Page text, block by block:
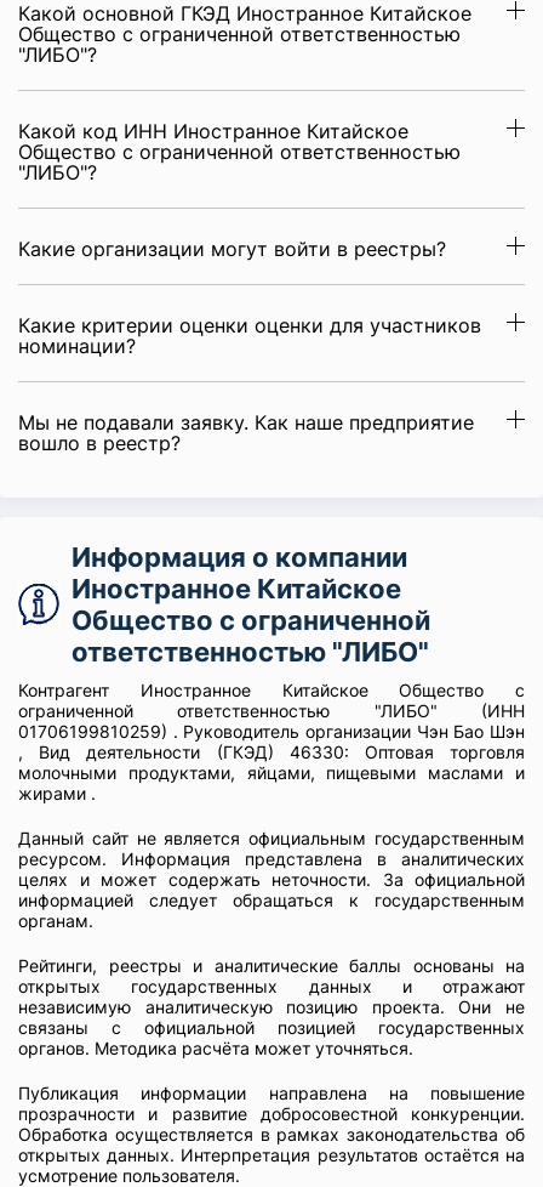
Какой основной ГКЭД Иностранное Китайское
Общество с ограниченной ответственностью
"ЛИБО"?
Какой код ИНН Иностранное Китайское
Общество с ограниченной ответственностью
"ЛИБО"?
Какие организации могут войти в реестры?
Какие критерии оценки оценки для участников
номинации?
Мы не подавали заявку. Как наше предприятие
вошло в реестр?
Информация о компании
Иностранное Китайское
Общество с ограниченной
ответственностью "ЛИБО"
Контрагент Иностранное Китайское Общество с
ограниченной ответственностью "ЛИБО" (ИНН
01706199810259) . Руководитель организации Чэн Бао Шэн
, Вид деятельности (ГКЭД) 46330: Оптовая торговля
молочными продуктами, яйцами, пищевыми маслами и
жирами .
Данный сайт не является официальным государственным
ресурсом. Информация представлена в аналитических
целях и может содержать неточности. За официальной
информацией следует обращаться к государственным
органам.
Рейтинги, реестры и аналитические баллы основаны на
открытых государственных данных и отражают
независимую аналитическую позицию проекта. Они не
связаны с официальной позицией государственных
органов. Методика расчёта может уточняться.
Публикация информации направлена на повышение
прозрачности и развитие добросовестной конкуренции.
Обработка осуществляется в рамках законодательства об
открытых данных. Интерпретация результатов остаётся на
усмотрение пользователя.